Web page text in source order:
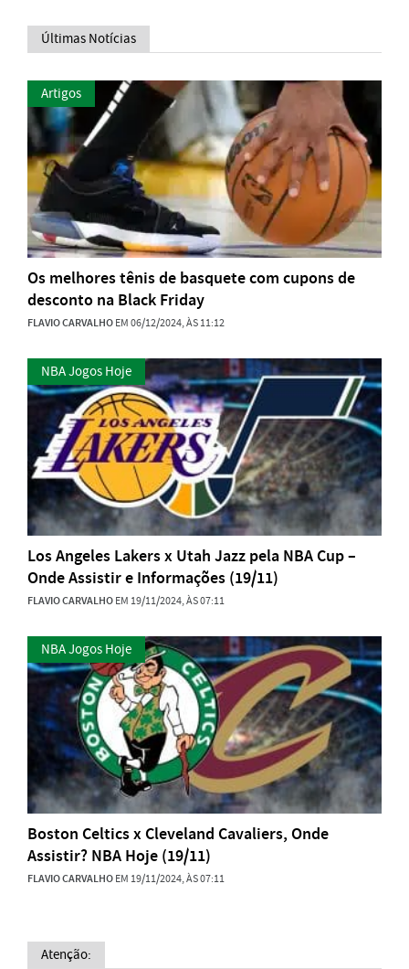
Últimas Notícias
Artigos
Os melhores tênis de basquete com cupons de
desconto na Black Friday
FLAVIO CARVALHOEM 06/12/2024, ÀS 11:12
NBA Jogos Hoje
Los Angeles Lakers x Utah Jazz pela NBA Cup –
Onde Assistir e Informações (19/11)
FLAVIO CARVALHOEM 19/11/2024, ÀS 07:11
NBA Jogos Hoje
Boston Celtics x Cleveland Cavaliers, Onde
Assistir? NBA Hoje (19/11)
FLAVIO CARVALHOEM 19/11/2024, ÀS 07:11
Atenção: